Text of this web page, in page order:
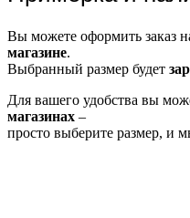
Вы можете оформить заказ
магазине.
Выбранный размер будет
Для вашего удобства вы
магазинах –
просто выберите размер, и